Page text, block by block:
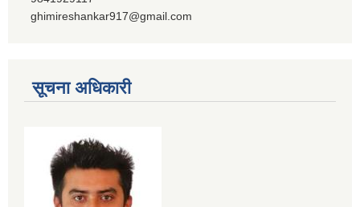
ghimireshankar917@gmail.com
सूचना अधिकारी